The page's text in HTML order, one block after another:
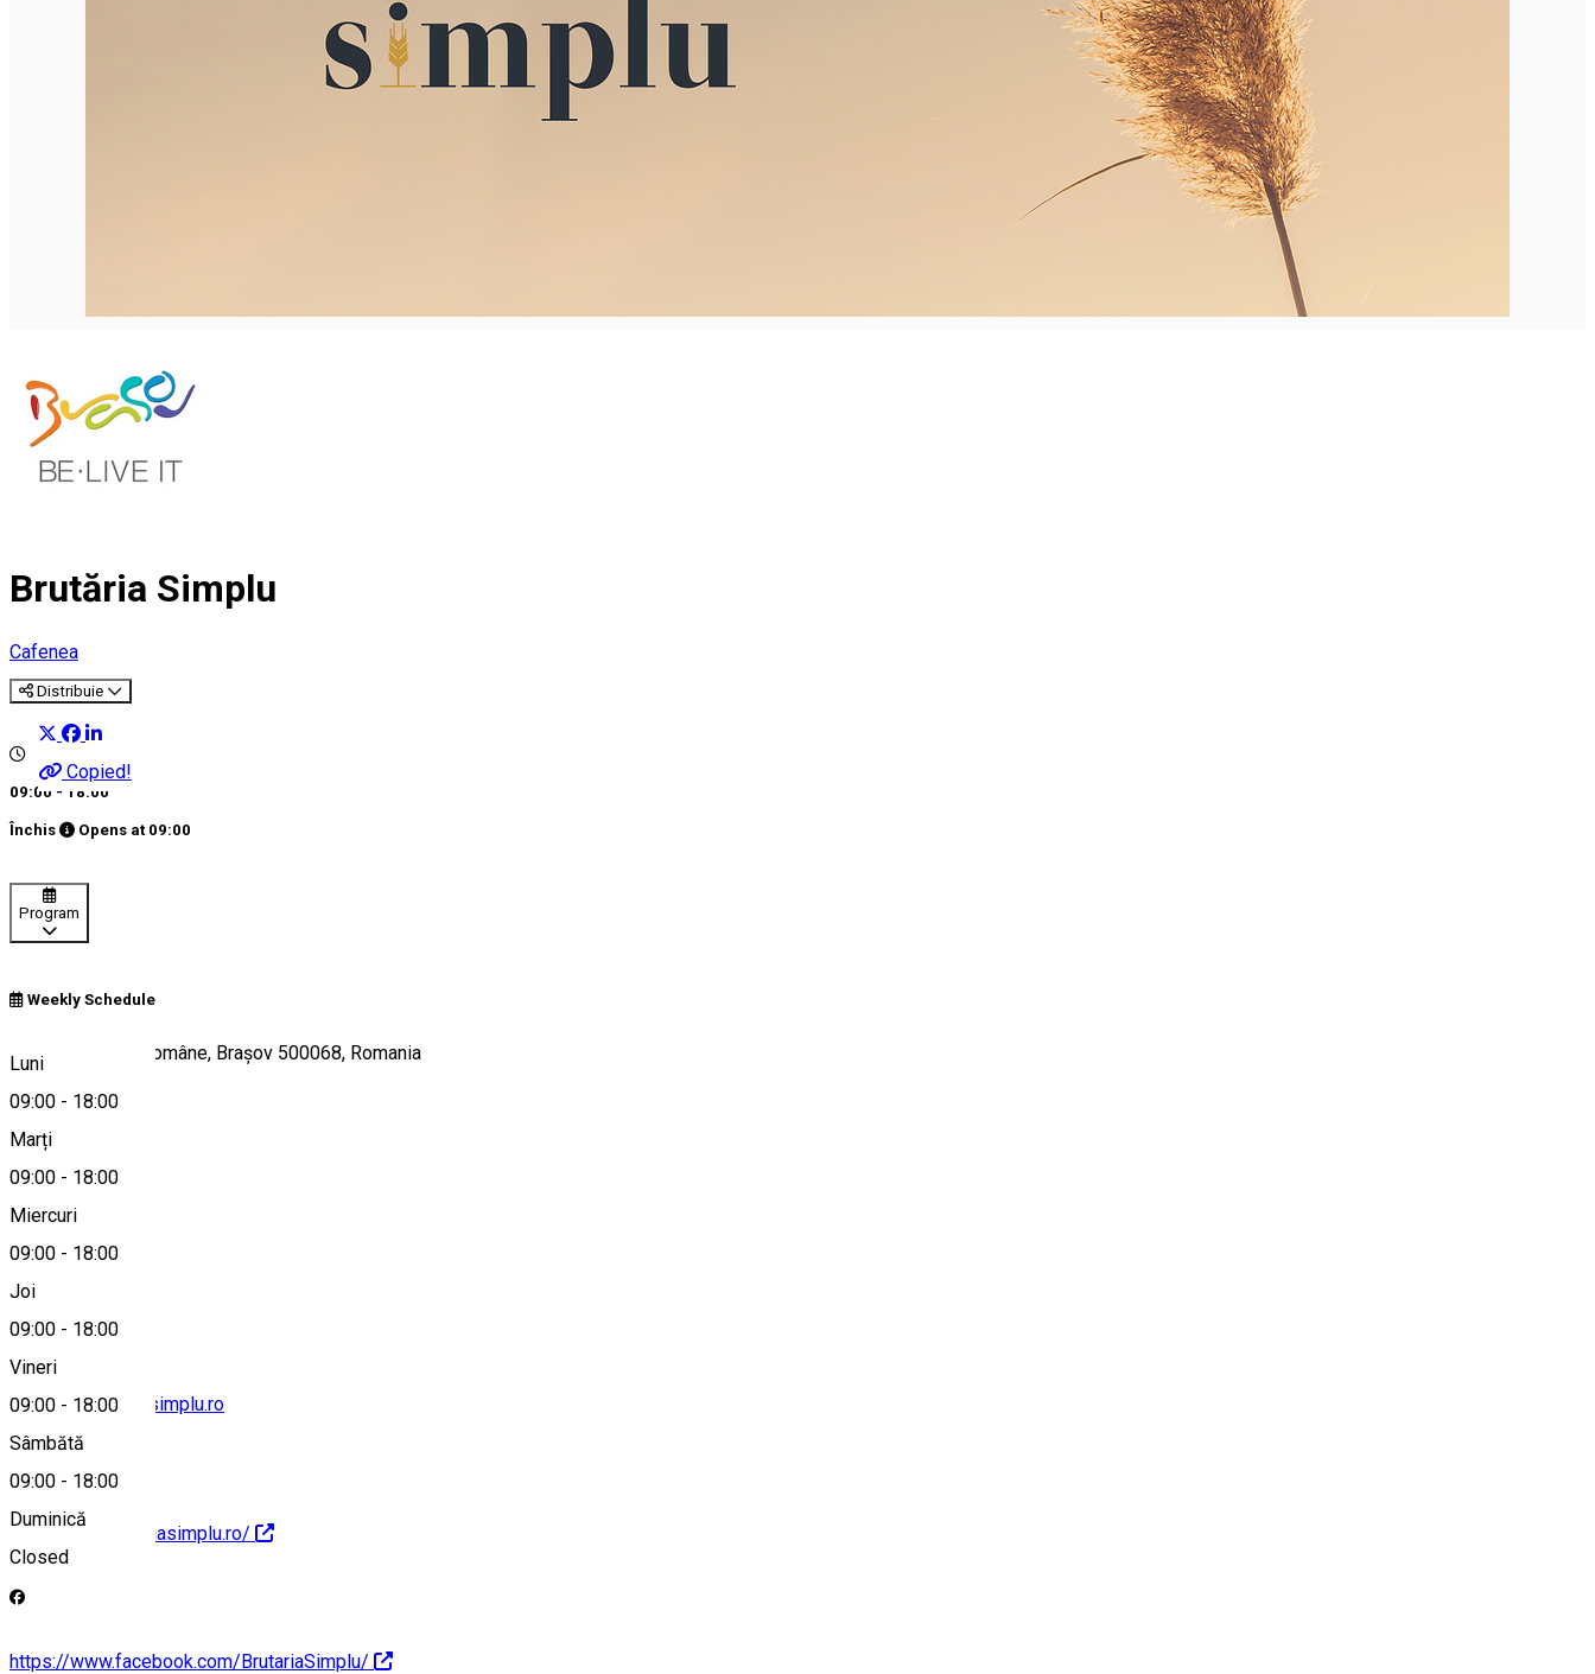
Brutăria Simplu
Cafenea
Distribuie
Copied!
09:00 - 18:00
Închis Opens at 09:00
Program
Weekly Schedule
Luni
09:00 - 18:00
Marți
09:00 - 18:00
Miercuri
09:00 - 18:00
Joi
09:00 - 18:00
Vineri
09:00 - 18:00
Sâmbătă
09:00 - 18:00
Duminică
Closed
Strada Bisericii Române, Brașov 500068, Romania
Hartă
contact@brutariasimplu.ro
http://www.brutariasimplu.ro/
https://www.facebook.com/BrutariaSimplu/